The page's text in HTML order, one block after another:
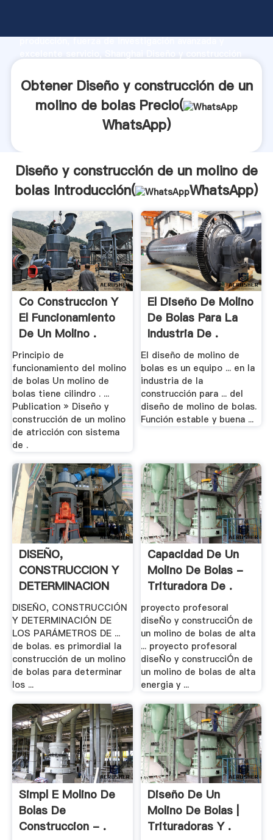
producción, fuerza de investigación avanzada y
aporta valores a todos los clientes.
Obtener Diseño y construcción de un
molino de bolas Precio(
WhatsApp)
Diseño y construcción de un molino de
bolas Introducción(
WhatsApp)
Co Construccion Y
El Funcionamiento
De Un Molino .
Principio de
funcionamiento del molino
de bolas Un molino de
bolas tiene cilindro . ...
Publication » Diseño y
construcción de un molino
de atricción con sistema
de .
El Diseño De Molino
De Bolas Para La
Industria De .
El diseño de molino de
bolas es un equipo ... en la
industria de la
construcción para ... del
diseño de molino de bolas.
Función estable y buena ...
DISEÑO,
CONSTRUCCION Y
DETERMINACION
DE .
DISEÑO, CONSTRUCCIÓN
Y DETERMINACIÓN DE
LOS PARÁMETROS DE ...
de bolas. es primordial la
construcción de un molino
de bolas para determinar
los ...
Capacidad De Un
Molino De Bolas -
Trituradora De .
proyecto profesoral
diseÑo y construcciÓn de
un molino de bolas de alta
... proyecto profesoral
diseÑo y construcciÓn de
un molino de bolas de alta
energia y ...
Simpl E Molino De
Bolas De
Construccion - .
Diseño De Un
Molino De Bolas |
Trituradoras Y .